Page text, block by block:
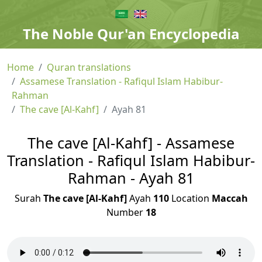
The Noble Qur'an Encyclopedia
Home
Quran translations
Assamese Translation - Rafiqul Islam Habibur-
Rahman
The cave [Al-Kahf]
Ayah 81
The cave [Al-Kahf] - Assamese
Translation - Rafiqul Islam Habibur-
Rahman - Ayah 81
Surah The cave [Al-Kahf]Ayah 110Location Maccah
Number 18